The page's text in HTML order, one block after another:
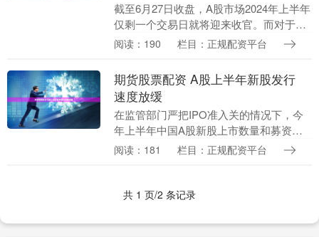
截至6月27日收盘，A股市场2024年上半年
仅剩一个交易日就将迎来收官。而对于新
股市场而言，由于6月28日无新股申购，
已经宣....
阅读：190 栏目：正规配资平台
期货股票配资 A股上半年新股发行
速度放缓
在监管部门严把IPO准入关的情况下，今
年上半年中国A股新股上市数量和募资额
同比下滑。6月26日，A股迎来上半年最后
阅读：181 栏目：正规配资平台
共 1 页/2 条记录